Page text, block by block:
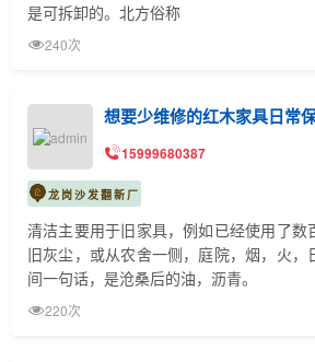
是可拆卸的。北方俗称
240次
想要少维修的红木家具日常
15999680387
龙岗沙发翻新厂
清洁主要用于旧家具，例如已经使用了数
旧灰尘，或从农舍一侧，庭院，烟，火，
间一句话，是沧桑后的油，沥青。
220次